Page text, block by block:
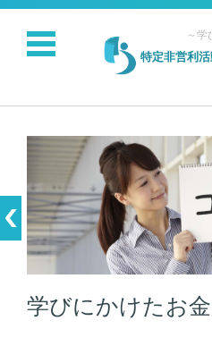
特定非営利
～学
コンテンツに移動
学びにかけたお